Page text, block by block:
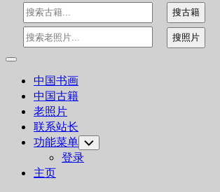
Expand
中国书画
中国古籍
老照片
联系站长
功能菜单 Toggle
Child
Menu
登录
主页